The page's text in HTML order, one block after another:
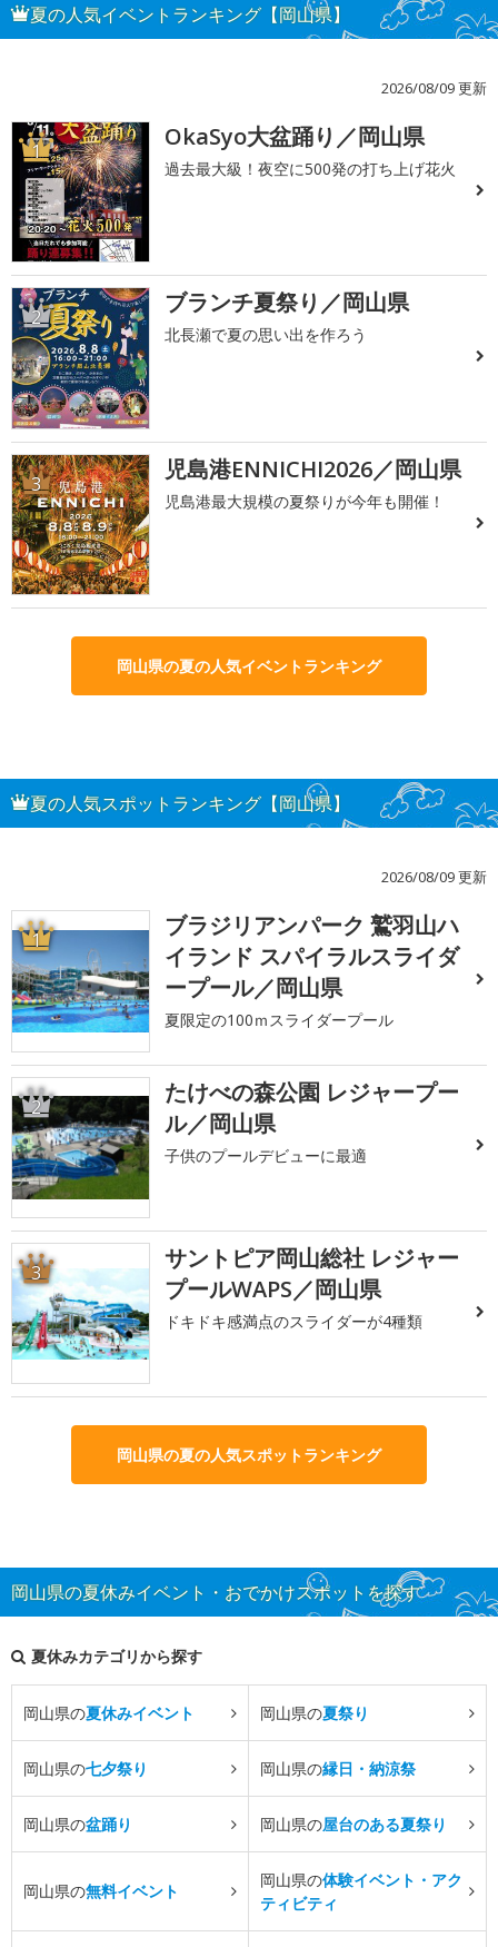
夏の人気イベントランキング【岡山県】
2026/08/09 更新
1 OkaSyo大盆踊り／岡山県
過去最大級！夜空に500発の打ち上げ花火
2 ブランチ夏祭り／岡山県
北長瀬で夏の思い出を作ろう
3 児島港ENNICHI2026／岡山県
児島港最大規模の夏祭りが今年も開催！
岡山県の夏の人気イベントランキング
夏の人気スポットランキング【岡山県】
2026/08/09 更新
1
ブラジリアンパーク 鷲羽山ハ
イランド スパイラルスライダ
ープール／岡山県
夏限定の100ｍスライダープール
2
たけべの森公園 レジャープー
ル／岡山県
子供のプールデビューに最適
3
サントピア岡山総社 レジャー
プールWAPS／岡山県
ドキドキ感満点のスライダーが4種類
岡山県の夏の人気スポットランキング
岡山県の夏休みイベント・おでかけスポットを探す
夏休みカテゴリから探す
岡山県の夏休みイベント 岡山県の夏祭り
岡山県の七夕祭り 岡山県の縁日・納涼祭
岡山県の盆踊り 岡山県の屋台のある夏祭り
岡山県の無料イベント
岡山県の体験イベント・アク
ティビティ